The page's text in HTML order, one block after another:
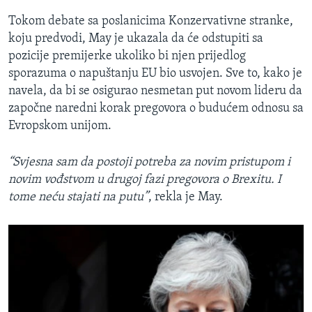
Tokom debate sa poslanicima Konzervativne stranke,
koju predvodi, May je ukazala da će odstupiti sa
pozicije premijerke ukoliko bi njen prijedlog
sporazuma o napuštanju EU bio usvojen. Sve to, kako je
navela, da bi se osigurao nesmetan put novom lideru da
započne naredni korak pregovora o budućem odnosu sa
Evropskom unijom.
“Svjesna sam da postoji potreba za novim pristupom i
novim vođstvom u drugoj fazi pregovora o Brexitu. I
tome neću stajati na putu”, rekla je May.